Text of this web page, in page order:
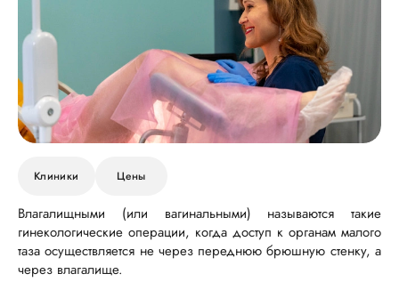
Клиники Цены
Влагалищными (или вагинальными) называются такие
гинекологические операции, когда доступ к органам малого
таза осуществляется не через переднюю брюшную стенку, а
через влагалище.